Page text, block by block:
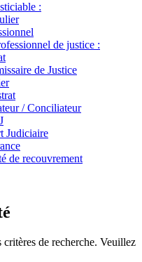
:
de justice :
de Justice
/ Conciliateur
Judiciaire
de recouvrement
de recherche. Veuillez